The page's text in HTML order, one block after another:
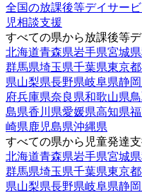
全国の放課後等デイサービ
児相談支援
すべての県から放課後等
北海道青森県岩手県宮城県
群馬県埼玉県千葉県東京都
県山梨県長野県岐阜県静
府兵庫県奈良県和歌山県
島県香川県愛媛県高知県
崎県鹿児島県沖縄県
すべての県から児童発達
北海道青森県岩手県宮城県
群馬県埼玉県千葉県東京都
県山梨県長野県岐阜県静